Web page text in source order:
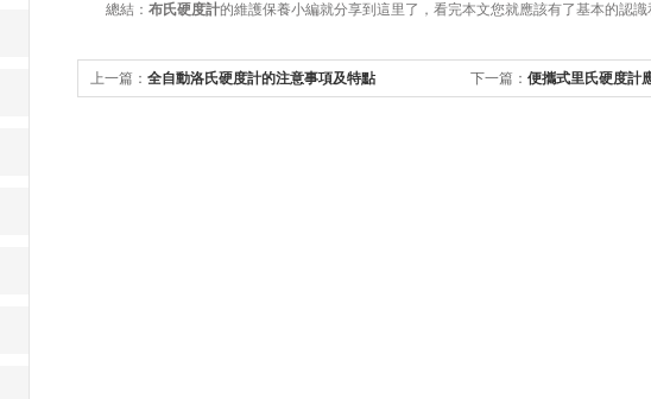
總結： 布氏硬度計的維護保養小編就分享到這里了，看完本文您就應該有了基本的認
上一篇： 全自動洛氏硬度計的注意事項及特點 下一篇： 便攜式里氏硬度計